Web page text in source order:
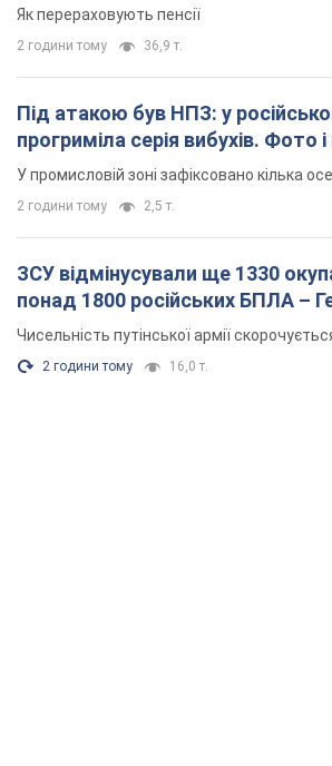
Як перераховують пенсії
2 години тому 36,9 т.
Під атакою був НПЗ: у
прогриміла серія вибухів. Фото і
У промисловій зоні зафіксовано кілька
2 години тому 2,5 т.
ЗСУ відмінусували ще 1330
понад 1800 російських БПЛА –
Чисельність путінської армії
2 години тому 16,0 т.